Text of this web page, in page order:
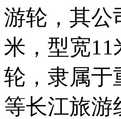
游轮，其
米，型宽
轮，隶属于
等长江旅